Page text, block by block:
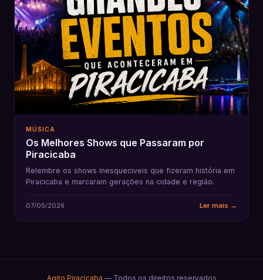
MÚSICA
Os Melhores Shows que Passaram por
Piracicaba
Relembre os shows inesquecíveis que fizeram história em
Piracicaba e marcaram gerações na cidade e região.
07/05/2026 Ler mais →
Agito Piracicaba — Todos os direitos reservados